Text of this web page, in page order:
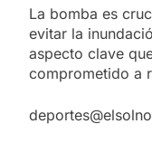
La bomba es
evitar la
aspecto clave
comprometido a